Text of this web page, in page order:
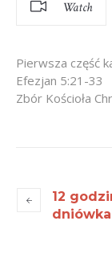
Watch
Pierwsza część
Efezjan 5:21-33
Zbór Kościoła
12